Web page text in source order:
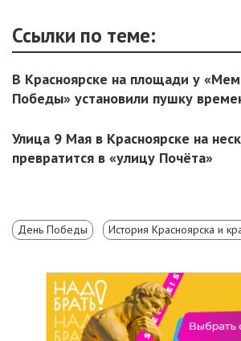
Ссылки по теме:
В Красноярске на площади у
Победы» установили пушку
Улица 9 Мая в Красноярске на
превратится в «улицу Почёта»
День Победы История Красноярска и